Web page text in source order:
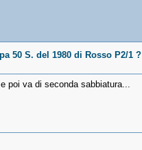
50 S. del 1980 di Rosso P2/1 ?
poi va di seconda sabbiatura...